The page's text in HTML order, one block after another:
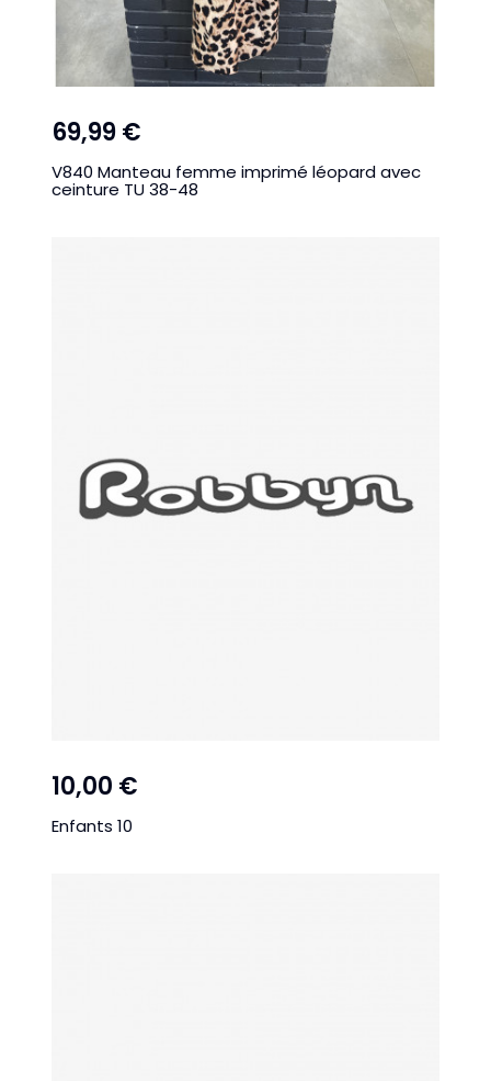
69,99 €
V840 Manteau femme imprimé léopard avec
ceinture TU 38-48
10,00 €
Enfants 10